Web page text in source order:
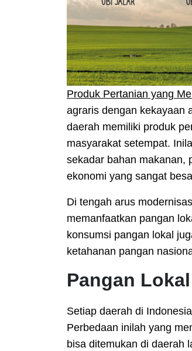
Produk Pertanian yang
agraris dengan kekayaan
daerah memiliki produk
masyarakat setempat.
sekadar bahan makanan,
ekonomi yang sangat
Di tengah arus
memanfaatkan pangan
konsumsi pangan lokal
ketahanan pangan
Pangan
Setiap daerah di
Perbedaan inilah yang
bisa ditemukan di daerah